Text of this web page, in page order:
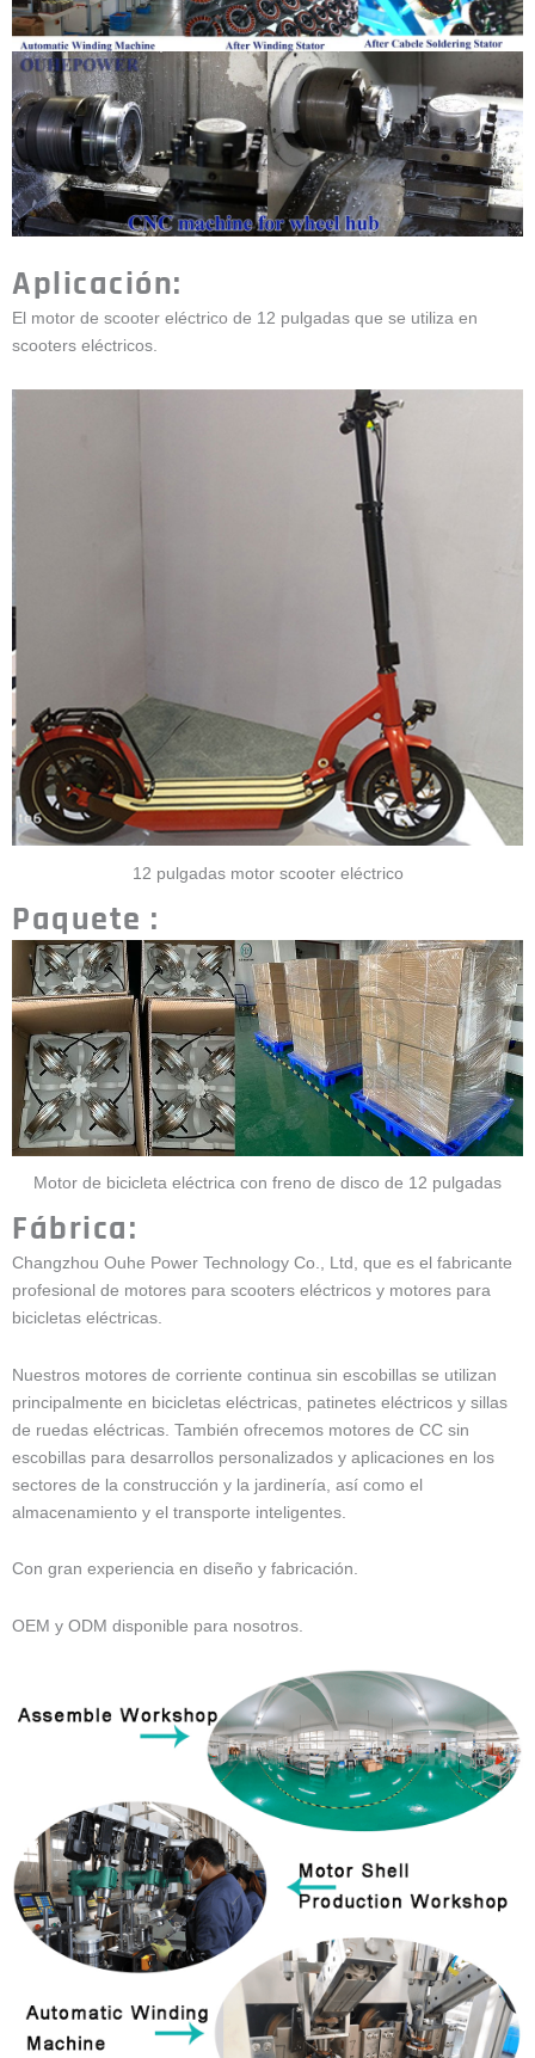
Aplicación:
El motor de scooter eléctrico de 12 pulgadas que se utiliza en
scooters eléctricos.
12 pulgadas motor scooter eléctrico
Paquete :
Motor de bicicleta eléctrica con freno de disco de 12 pulgadas
Fábrica:
Changzhou Ouhe Power Technology Co., Ltd, que es el fabricante
profesional de motores para scooters eléctricos y motores para
bicicletas eléctricas.
Nuestros motores de corriente continua sin escobillas se utilizan
principalmente en bicicletas eléctricas, patinetes eléctricos y sillas
de ruedas eléctricas. También ofrecemos motores de CC sin
escobillas para desarrollos personalizados y aplicaciones en los
sectores de la construcción y la jardinería, así como el
almacenamiento y el transporte inteligentes.
Con gran experiencia en diseño y fabricación.
OEM y ODM disponible para nosotros.